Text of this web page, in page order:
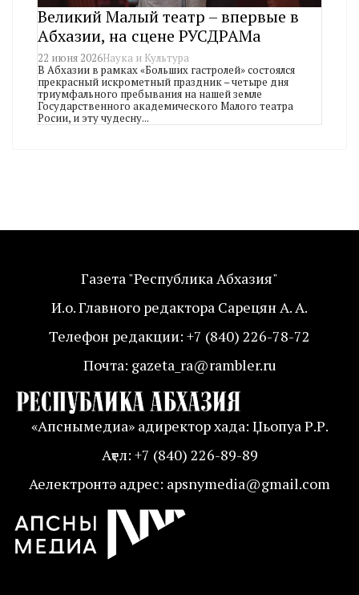
Великий Малый театр – впервые в
Абхазии, на сцене РУСДРАМа
22 июня 2026Наука и Культура
В Абхазии в рамках «Больших гастролей» состоялся
прекрасный искрометный праздник – четыре дня
триумфального пребывания на нашей земле
Государственного академического Малого театра
Росии, и эту чудесну...
Газета "Республика Абхазия"
И.о. Главного редактора Сарецян А. А.
Телефон редакции: +7 (840) 226-78-72
Почта: gazeta_ra@rambler.ru
«Апснымедиа» адиректор хада: Џьопуа Р.Р.
Аҭел: +7 (840) 226-89-89
Аелектронтә адрес: apsnymedia@gmail.com